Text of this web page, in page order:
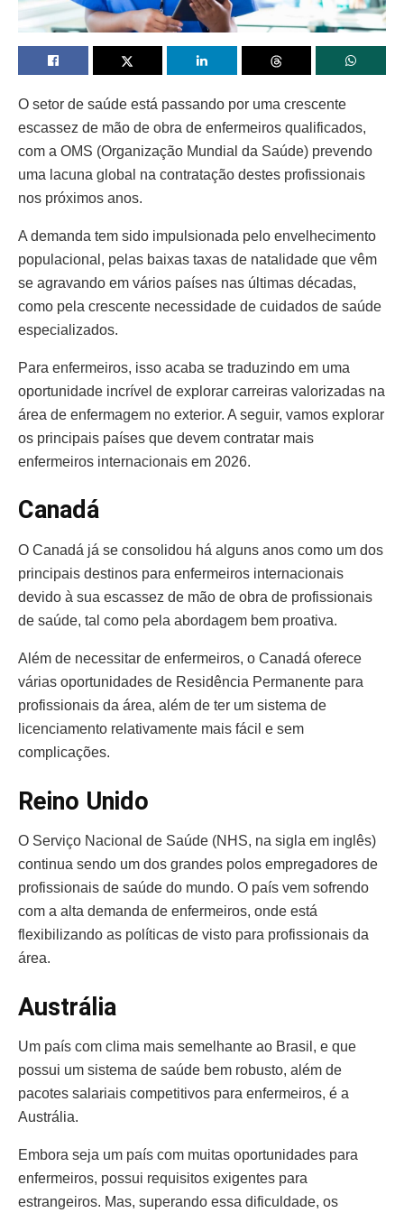
O setor de saúde está passando por uma crescente
escassez de mão de obra de enfermeiros qualificados,
com a OMS (Organização Mundial da Saúde) prevendo
uma lacuna global na contratação destes profissionais
nos próximos anos.
A demanda tem sido impulsionada pelo envelhecimento
populacional, pelas baixas taxas de natalidade que vêm
se agravando em vários países nas últimas décadas,
como pela crescente necessidade de cuidados de saúde
especializados.
Para enfermeiros, isso acaba se traduzindo em uma
oportunidade incrível de explorar carreiras valorizadas na
área de enfermagem no exterior. A seguir, vamos explorar
os principais países que devem contratar mais
enfermeiros internacionais em 2026.
Canadá
O Canadá já se consolidou há alguns anos como um dos
principais destinos para enfermeiros internacionais
devido à sua escassez de mão de obra de profissionais
de saúde, tal como pela abordagem bem proativa.
Além de necessitar de enfermeiros, o Canadá oferece
várias oportunidades de Residência Permanente para
profissionais da área, além de ter um sistema de
licenciamento relativamente mais fácil e sem
complicações.
Reino Unido
O Serviço Nacional de Saúde (NHS, na sigla em inglês)
continua sendo um dos grandes polos empregadores de
profissionais de saúde do mundo. O país vem sofrendo
com a alta demanda de enfermeiros, onde está
flexibilizando as políticas de visto para profissionais da
área.
Austrália
Um país com clima mais semelhante ao Brasil, e que
possui um sistema de saúde bem robusto, além de
pacotes salariais competitivos para enfermeiros, é a
Austrália.
Embora seja um país com muitas oportunidades para
enfermeiros, possui requisitos exigentes para
estrangeiros. Mas, superando essa dificuldade, os